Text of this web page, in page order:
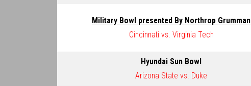
Military Bowl presented By Northrop Grumman
Cincinnati vs. Virginia Tech
Hyundai Sun Bowl
Arizona State vs. Duke